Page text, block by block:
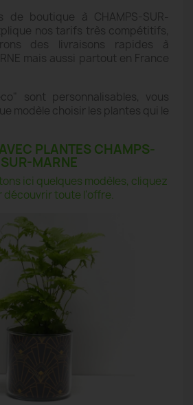
de boutique à CHAMPS-SUR-
nos tarifs très compétitifs,
des livraisons rapides à
mais aussi partout en France
sont personnalisables, vous
modèle choisir les plantes qui le
PLANTES CHAMPS-
SUR-MARNE
ici quelques modèles, cliquez
découvrir toute l'offre.